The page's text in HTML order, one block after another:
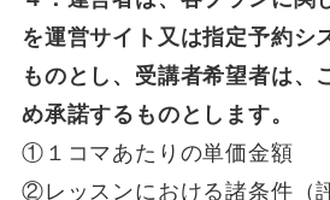
を運営サイト又は指定予約シ
ものとし、受講者希望者は、
め承諾するものとします。
①１コマあたりの単価金額
②レッスンにおける諸条件（